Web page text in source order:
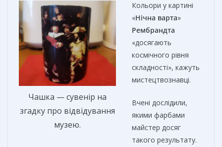
Чашка — сувенір на
згадку про відвідування
музею.
Кольори у картині
«Нічна варта»
Рембрандта
«досягають
космічного рівня
складності», кажуть
мистецтвознавці.
Вчені дослідили,
якими фарбами
майстер досяг
такого результату.